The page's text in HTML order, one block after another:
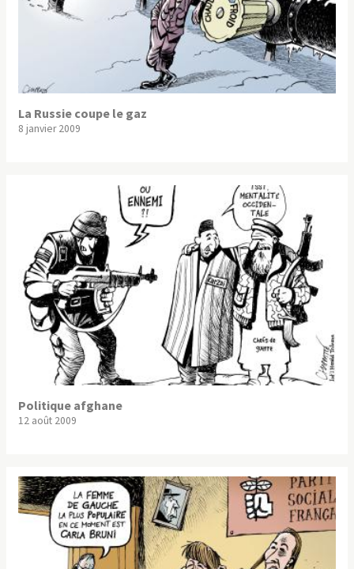
La Russie coupe le gaz
8 janvier 2009
Politique afghane
12 août 2009